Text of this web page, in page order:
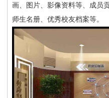
画、图片、影像资料等、成员
师生名册、优秀校友档案等。